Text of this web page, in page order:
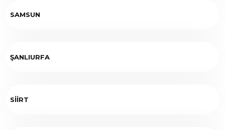
SAMSUN
ŞANLIURFA
SİİRT